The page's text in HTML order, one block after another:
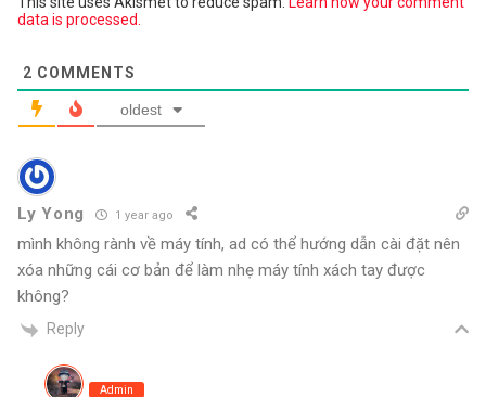
data is processed.
2 COMMENTS
oldest
Ly Yong 1 year ago
mình không rành về máy tính, ad có thể hướng dẫn cài đặt nên
xóa những cái cơ bản để làm nhẹ máy tính xách tay được
không?
Reply
Admin